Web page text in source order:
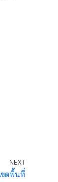
NEXT
ขตพื้นที่